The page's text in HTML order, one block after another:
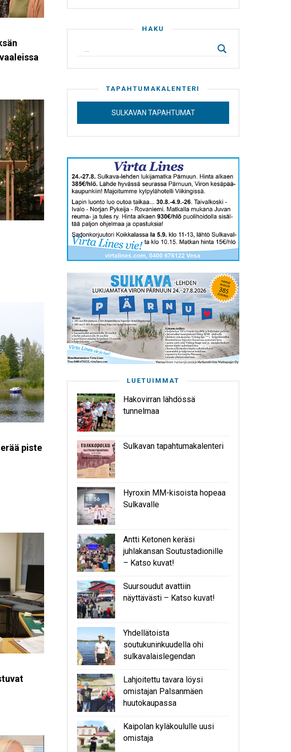
piste
HAKU
TAPAHTUMAKALENTERI
SULKAVAN TAPAHTUMAT
LUETUIMMAT
Hakovirran lähdössä
tunnelmaa
Sulkavan tapahtumakalenteri
Hyroxin MM-kisoista hopeaa
Sulkavalle
Antti Ketonen keräsi
juhlakansan Soutustadionille
– Katso kuvat!
Suursoudut avattiin
näyttävästi – Katso kuvat!
Yhdellätoista
soutukuninkuudella ohi
sulkavalaislegendan
Lahjoitettu tavara löysi
omistajan Palsanmäen
huutokaupassa
Kaipolan kyläkoululle uusi
omistaja